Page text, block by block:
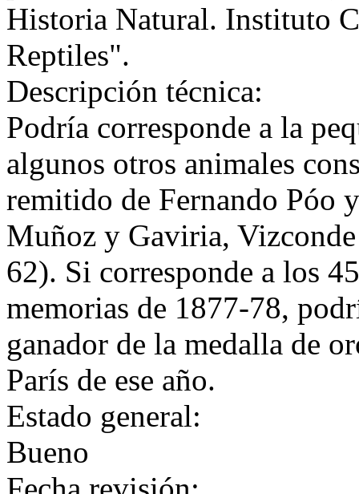
Historia Natural. Instituto
Reptiles".
Descripción técnica:
Podría corresponde a la
algunos otros animales
remitido de Fernando Póo
Muñoz y Gaviria,
62). Si corresponde a los
memorias de 1877-78,
ganador de la medalla de
París de ese año.
Estado general:
Bueno